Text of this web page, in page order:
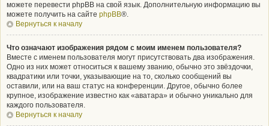
можете перевести phpBB на свой язык. Дополнительную информацию вы
можете получить на сайте phpBB®.
Вернуться к началу
Что означают изображения рядом с моим именем пользователя?
Вместе с именем пользователя могут присутствовать два изображения.
Одно из них может относиться к вашему званию, обычно это звёздочки,
квадратики или точки, указывающие на то, сколько сообщений вы
оставили, или на ваш статус на конференции. Другое, обычно более
крупное, изображение известно как «аватара» и обычно уникально для
каждого пользователя.
Вернуться к началу